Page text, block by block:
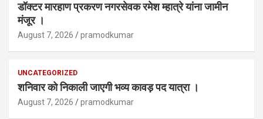
डॉक्टर मारहाण प्रकरण नगरसेवक रमेश म्हात्रे यांना जामीन
मंजूर ।
August 7, 2026 pramodkumar
UNCATEGORIZED
शनिवार को निकाली जाएगी भव्य कावड़ पद यात्रा ।
August 7, 2026 pramodkumar